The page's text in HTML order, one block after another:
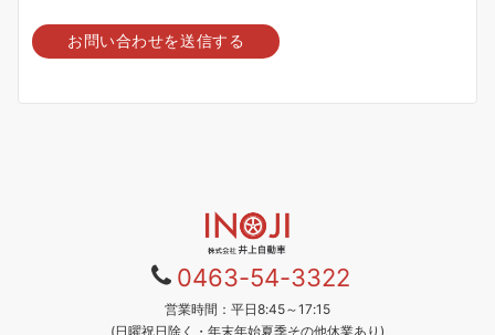
0463-54-3322
営業時間：平日8:45～17:15
(日曜祝日除く・年末年始夏季その他休業あり)